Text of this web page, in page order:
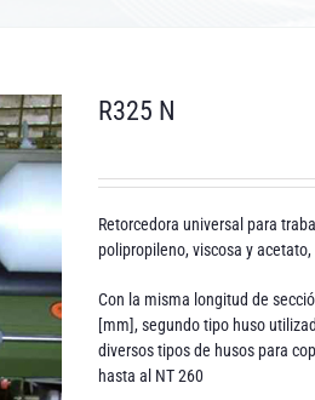
R325 N
Retorcedora universal para
polipropileno, viscosa y
Con la misma longitud de
[mm], segundo tipo huso
diversos tipos de husos para
hasta al NT 260